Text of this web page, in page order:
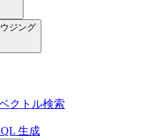
ジング
クトル検索
生成